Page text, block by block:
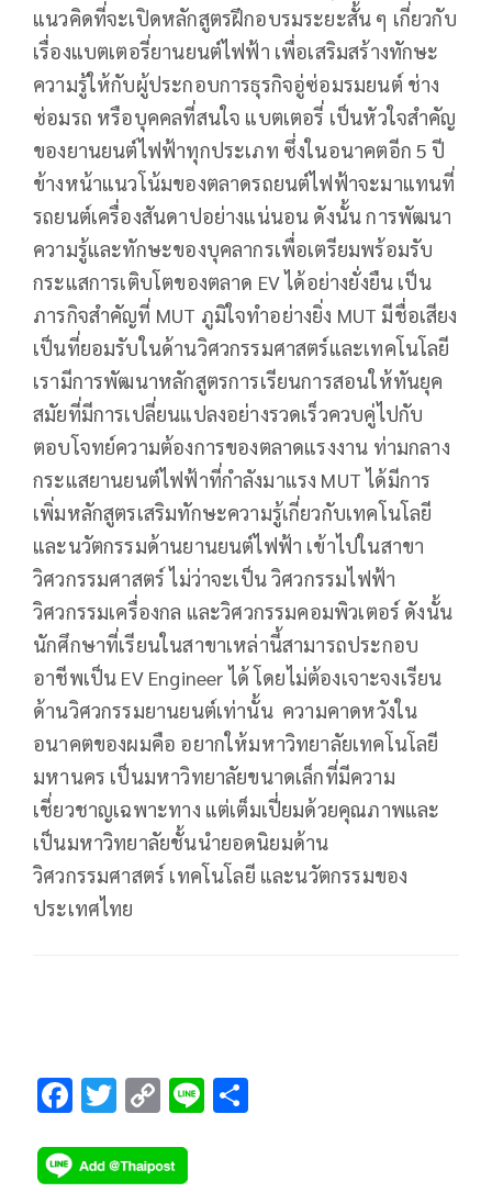
แนวคิดที่จะเปิดหลักสูตรฝึกอบรมระยะสั้น ๆ เกี่ยวกับ
เรื่องแบตเตอรี่ยานยนต์ไฟฟ้า เพื่อเสริมสร้างทักษะ
ความรู้ให้กับผู้ประกอบการธุรกิจอู่ซ่อมรมยนต์ ช่าง
ซ่อมรถ หรือบุคคลที่สนใจ แบตเตอรี่ เป็นหัวใจสำคัญ
ของยานยนต์ไฟฟ้าทุกประเภท ซึ่งในอนาคตอีก 5 ปี
ข้างหน้าแนวโน้มของตลาดรถยนต์ไฟฟ้าจะมาแทนที่
รถยนต์เครื่องสันดาปอย่างแน่นอน ดังนั้น การพัฒนา
ความรู้และทักษะของบุคลากรเพื่อเตรียมพร้อมรับ
กระแสการเติบโตของตลาด EV ได้อย่างยั่งยืน เป็น
ภารกิจสำคัญที่ MUT ภูมิใจทำอย่างยิ่ง MUT มีชื่อเสียง
เป็นที่ยอมรับในด้านวิศวกรรมศาสตร์และเทคโนโลยี
เรามีการพัฒนาหลักสูตรการเรียนการสอนให้ทันยุค
สมัยที่มีการเปลี่ยนแปลงอย่างรวดเร็วควบคู่ไปกับ
ตอบโจทย์ความต้องการของตลาดแรงงาน ท่ามกลาง
กระแสยานยนต์ไฟฟ้าที่กำลังมาแรง MUT ได้มีการ
เพิ่มหลักสูตรเสริมทักษะความรู้เกี่ยวกับเทคโนโลยี
และนวัตกรรมด้านยานยนต์ไฟฟ้า เข้าไปในสาขา
วิศวกรรมศาสตร์ ไม่ว่าจะเป็น วิศวกรรมไฟฟ้า
วิศวกรรมเครื่องกล และวิศวกรรมคอมพิวเตอร์ ดังนั้น
นักศึกษาที่เรียนในสาขาเหล่านี้สามารถประกอบ
อาชีพเป็น EV Engineer ได้ โดยไม่ต้องเจาะจงเรียน
ด้านวิศวกรรมยานยนต์เท่านั้น ความคาดหวังใน
อนาคตของผมคือ อยากให้มหาวิทยาลัยเทคโนโลยี
มหานคร เป็นมหาวิทยาลัยขนาดเล็กที่มีความ
เชี่ยวชาญเฉพาะทาง แต่เต็มเปี่ยมด้วยคุณภาพและ
เป็นมหาวิทยาลัยชั้นนำยอดนิยมด้าน
วิศวกรรมศาสตร์ เทคโนโลยี และนวัตกรรมของ
ประเทศไทย
F
e
T
tt
C
p
Li